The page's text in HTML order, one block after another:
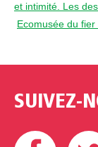
et intimité. Les
Ecomusée du
SUIVEZ-